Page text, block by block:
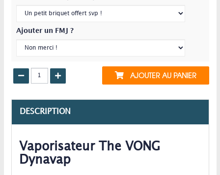
Ajouter un FMJ ?
AJOUTER AU PANIER
DESCRIPTION
Vaporisateur The VONG
Dynavap